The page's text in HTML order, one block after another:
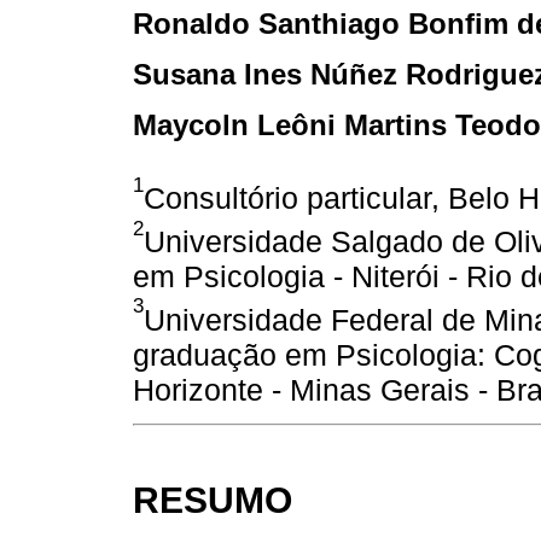
Ronaldo Santhiago Bonfim
Susana Ines Núñez
Maycoln Leôni Martins
1Consultório particular, Belo
2Universidade Salgado de
em Psicologia - Niterói - Rio
3Universidade Federal de
graduação em Psicologia:
Horizonte - Minas Gerais -
RESUMO